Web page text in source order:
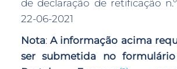
de declaração de retificação
22-06-2021
Nota:A informação acima
ser submetida no